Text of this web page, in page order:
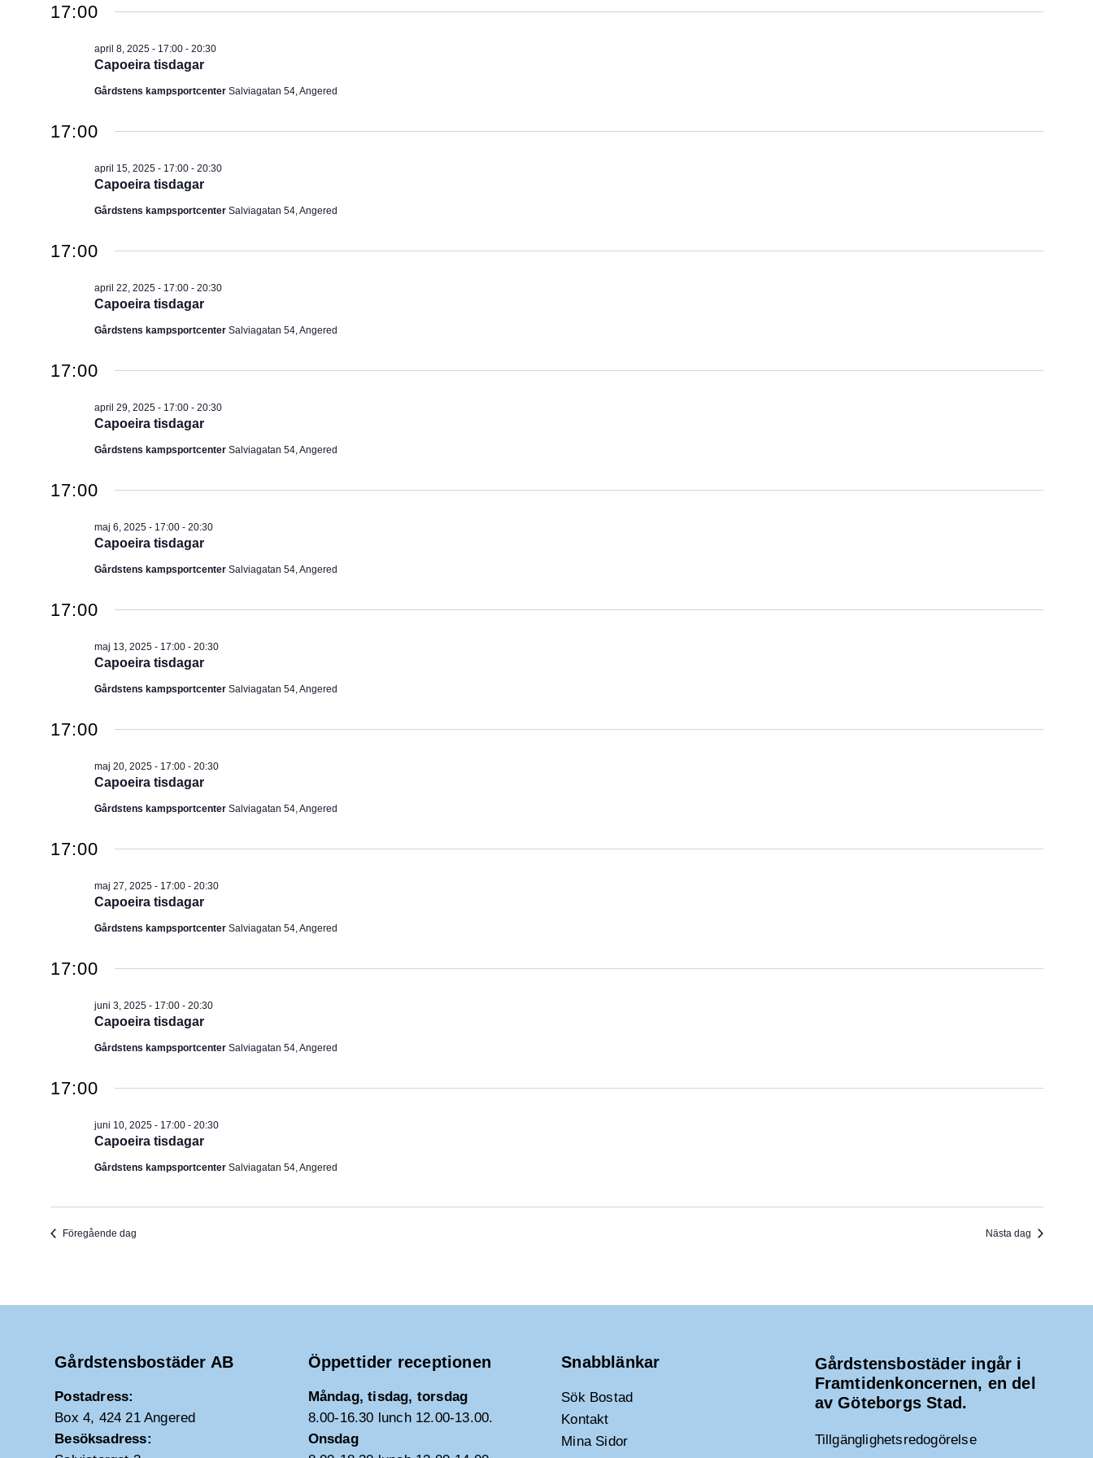
2025
n
u
17:00
Capoeira tisdagar
april 8, 2025 - 17:00- 20:30
Gårdstens kampsportcenter Salviagatan 54, Angered
17:00
Capoeira tisdagar
april 15, 2025 - 17:00- 20:30
Gårdstens kampsportcenter Salviagatan 54, Angered
17:00
Capoeira tisdagar
april 22, 2025 - 17:00- 20:30
Gårdstens kampsportcenter Salviagatan 54, Angered
17:00
Capoeira tisdagar
april 29, 2025 - 17:00- 20:30
Gårdstens kampsportcenter Salviagatan 54, Angered
17:00
Capoeira tisdagar
maj 6, 2025 - 17:00- 20:30
Gårdstens kampsportcenter Salviagatan 54, Angered
17:00
Capoeira tisdagar
maj 13, 2025 - 17:00- 20:30
Gårdstens kampsportcenter Salviagatan 54, Angered
17:00
Capoeira tisdagar
maj 20, 2025 - 17:00- 20:30
Gårdstens kampsportcenter Salviagatan 54, Angered
17:00
Capoeira tisdagar
maj 27, 2025 - 17:00- 20:30
Gårdstens kampsportcenter Salviagatan 54, Angered
17:00
Capoeira tisdagar
juni 3, 2025 - 17:00- 20:30
Gårdstens kampsportcenter Salviagatan 54, Angered
17:00
Capoeira tisdagar
juni 10, 2025 - 17:00- 20:30
Gårdstens kampsportcenter Salviagatan 54, Angered
Föregående dag Nästa dag
Gårdstensbostäder AB
Postadress:
Box 4, 424 21 Angered
Besöksadress:
Öppettider receptionen
Måndag, tisdag, torsdag
8.00-16.30 lunch 12.00-13.00.
Onsdag
Snabblänkar
Sök Bostad
Kontakt
Mina Sidor
Gårdstensbostäder ingår i
Framtidenkoncernen, en del
av Göteborgs Stad.
Tillgänglighetsredogörelse